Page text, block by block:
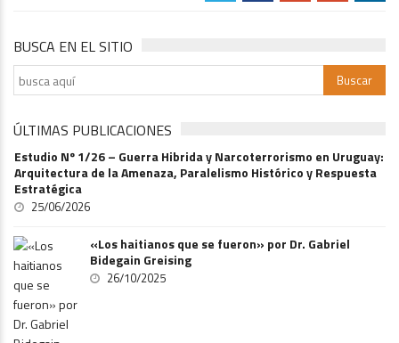
BUSCA EN EL SITIO
ÚLTIMAS PUBLICACIONES
Estudio Nº 1/26 – Guerra Hibrida y Narcoterrorismo en Uruguay:
Arquitectura de la Amenaza, Paralelismo Histórico y Respuesta
Estratégica
25/06/2026
«Los haitianos que se fueron» por Dr. Gabriel
Bidegain Greising
26/10/2025